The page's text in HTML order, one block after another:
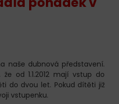
naše dubnová představení.
od 1.1.2012 mají vstup do
do dvou let. Pokud dítěti již
vstupenku.